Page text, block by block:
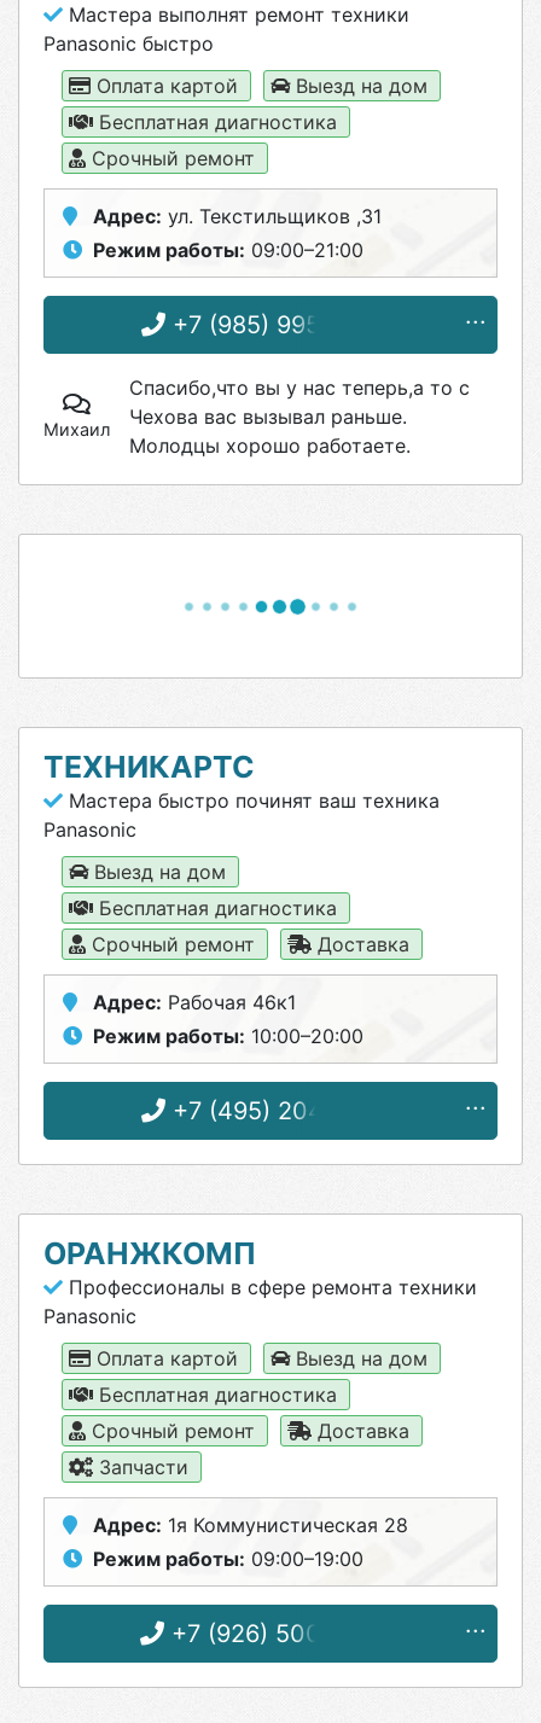
Мастера выполнят ремонт техники
Panasonic быстро
Оплата картой
Выезд на дом
Бесплатная диагностика
Срочный ремонт
Адрес: ул. Текстильщиков ,31
Режим работы: 09:00–21:00
+7 (985) 995-55-37
Михаил
Спасибо,что вы у нас теперь,а то с
Чехова вас вызывал раньше.
Молодцы хорошо работаете.
ТЕХНИКАРТС
Мастера быстро починят ваш техника
Panasonic
Выезд на дом
Бесплатная диагностика
Срочный ремонт
Доставка
Адрес: Рабочая 46к1
Режим работы: 10:00–20:00
+7 (495) 204-18-08
ОРАНЖКОМП
Профессионалы в сфере ремонта техники
Panasonic
Оплата картой
Выезд на дом
Бесплатная диагностика
Срочный ремонт
Доставка
Запчасти
Адрес: 1я Коммунистическая 28
Режим работы: 09:00–19:00
+7 (926) 500-07-37